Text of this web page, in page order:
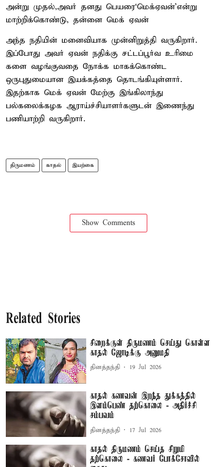
அன்று முதல்,அவர் தனது பெயரை‘மெக்ஏவன்’என்று
மாற்றிக்கொண்டு, தன்னை மெக் ஏவன்
அந்த நதியின் மனைவியாக முன்னிறுத்தி வருகிறார்.
இப்போது அவர் ஏவன் நதிக்கு சட்டப்பூர்வ உரிமை
களை வழங்குவதை நோக்க மாகக்கொண்ட
ஒருபுதுமையான இயக்கத்தை தொடங்கியுள்ளார்.
இதற்காக மெக் ஏவன் மேற்கு இங்கிலாந்து
பல்கலைக்கழக ஆராய்ச்சியாளர்களுடன் இணைந்து
பணியாற்றி வருகிறார்.
திருமணம் காதல் இயற்கை
Show Comments
Related Stories
சிறைக்குள் திருமணம் செய்து கொள்ள
காதல் ஜோடிக்கு அனுமதி
தினத்தந்தி 19 Jul 2026
காதல் கணவன் இறந்த துக்கத்தில்
இளம்பெண் தற்கொலை - அதிர்ச்சி
சம்பவம்
தினத்தந்தி 17 Jul 2026
காதல் திருமணம் செய்த சிறுமி
தற்கொலை - கணவர் போக்சோவில்